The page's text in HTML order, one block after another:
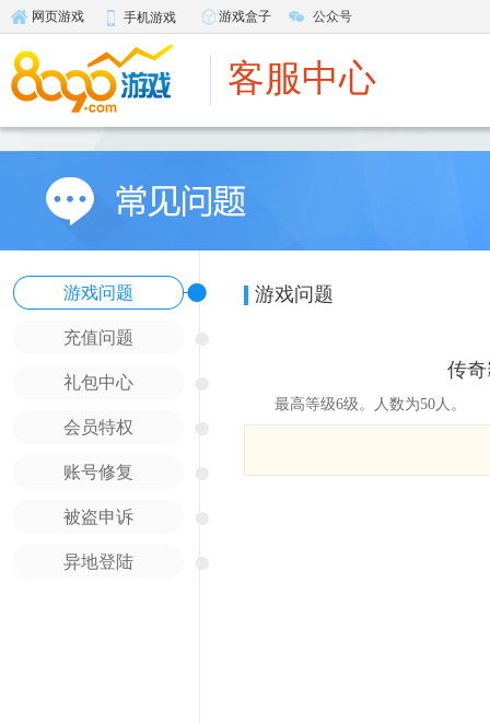
网页游戏 手机游戏 游戏盒子 公众号
客服中心
游戏问题 ●
充值问题
礼包中心
会员特权
账号修复
被盗申诉
异地登陆
游戏问题
传
最高等级6级。人数为50人。